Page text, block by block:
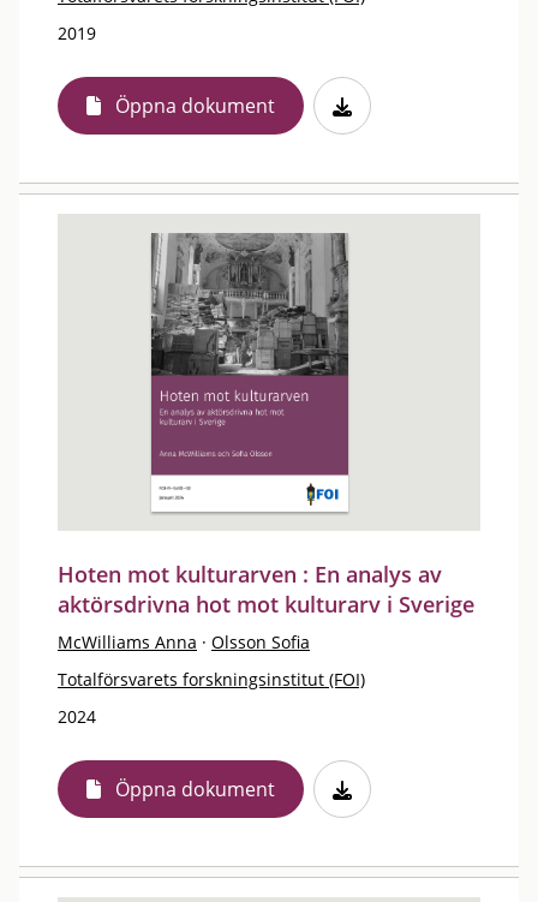
2019
Öppna dokument
Hoten mot kulturarven : En analys av
aktörsdrivna hot mot kulturarv i Sverige
McWilliams Anna · Olsson Sofia
Totalförsvarets forskningsinstitut (FOI)
2024
Öppna dokument